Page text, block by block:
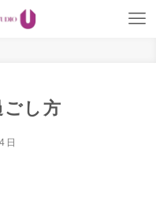
し方
日